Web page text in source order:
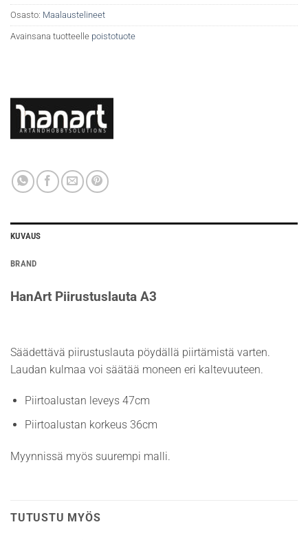
Osasto: Maalaustelineet
Avainsana tuotteelle poistotuote
KUVAUS
BRAND
HanArt Piirustuslauta A3
Säädettävä piirustuslauta pöydällä piirtämistä varten.
Laudan kulmaa voi säätää moneen eri kaltevuuteen.
Piirtoalustan leveys 47cm
Piirtoalustan korkeus 36cm
Myynnissä myös suurempi malli.
TUTUSTU MYÖS